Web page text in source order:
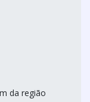
da região